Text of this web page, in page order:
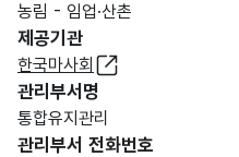
농림 - 임업·산촌
제공기관
한국마사회
관리부서명
통합유지관리
관리부서 전화번호